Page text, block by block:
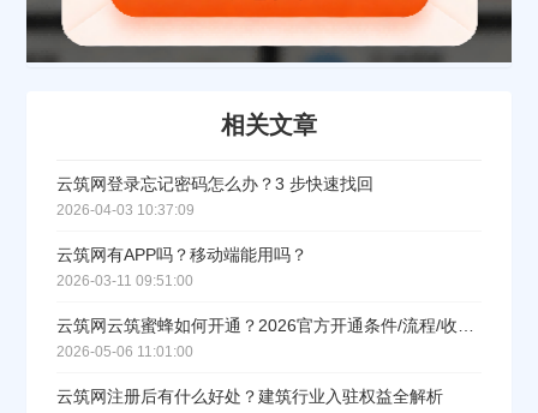
相关文章
云筑网登录忘记密码怎么办？3 步快速找回
2026-04-03 10:37:09
云筑网有APP吗？移动端能用吗？
2026-03-11 09:51:00
云筑网云筑蜜蜂如何开通？2026官方开通条件/流程/收费标准一览
2026-05-06 11:01:00
云筑网注册后有什么好处？建筑行业入驻权益全解析